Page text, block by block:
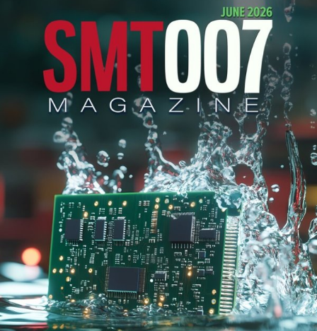
クチコミ